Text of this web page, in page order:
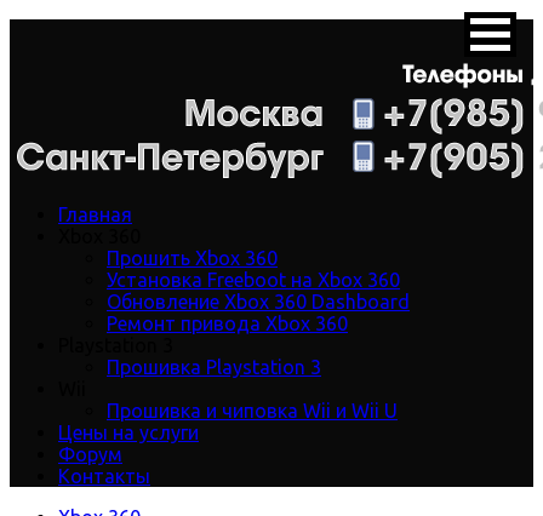
Главная
Прошить Xbox 360
Установка Freeboot на Xbox 360
Обновление Xbox 360 Dashboard
Ремонт привода Xbox 360
Прошивка Playstation 3
Прошивка и чиповка Wii и Wii U
Цены на услуги
Форум
Контакты